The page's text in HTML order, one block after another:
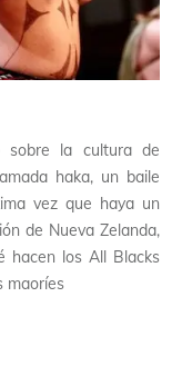
sobre la cultura de
haka, un baile
vez que haya un
de Nueva Zelanda,
hacen los All Blacks
maoríes